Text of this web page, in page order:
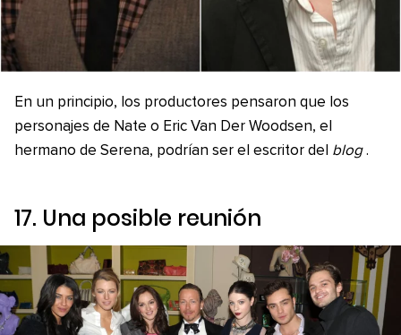
En un principio, los productores pensaron que los
personajes de Nate o Eric Van Der Woodsen, el
hermano de Serena, podrían ser el escritor del blog .
17. Una posible reunión